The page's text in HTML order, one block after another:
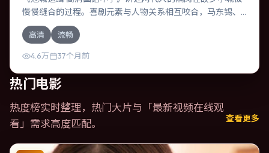
慢慢缝合的过程。喜剧元素与人物关系相互咬合，马东锡、
役所广司的对手戏尤为出彩。导演郭帆善于在长镜头中积蓄
张力，本片亦在韩国实地取景，增强真实质感。
高清 流畅
4.6万 37个月前
热门电影
热度榜实时整理，热门大片与「最新视频在线观
看 」需求高度匹配。 查看更多